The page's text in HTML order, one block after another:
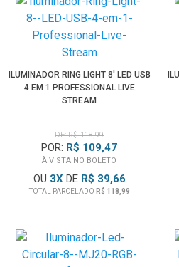
ILUMINADOR RING LIGHT 8' LED USB
4 EM 1 PROFESSIONAL LIVE
STREAM
DE: R$ 118,99
POR: R$ 109,47
À VISTA NO BOLETO
OU 3XDE R$ 39,66
TOTAL PARCELADO R$ 118,99